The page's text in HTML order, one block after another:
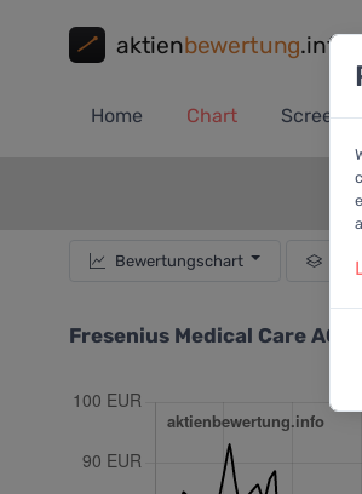
aktienbewertung.info
Home Chart Screener
Bewertungschart
Fresenius Medical Care AG &